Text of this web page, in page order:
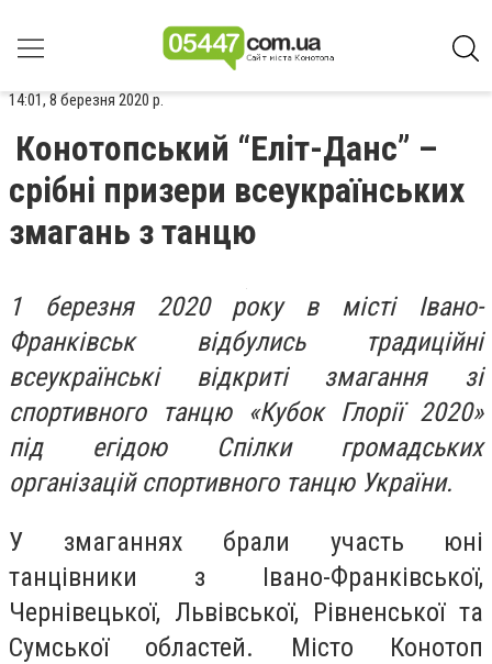
14:01, 8 березня 2020 р.
Конотопський “Еліт-Данс” –
срібні призери всеукраїнських
змагань з танцю
1 березня 2020 року в місті Івано-
Франківськ відбулись традиційні
всеукраїнські відкриті змагання зі
спортивного танцю «Кубок Глорії 2020»
під егідою Спілки громадських
організацій спортивного танцю України.
У змаганнях брали участь юні
танцівники з Івано-Франківської,
Чернівецької, Львівської, Рівненської та
Сумської областей. Місто Конотоп